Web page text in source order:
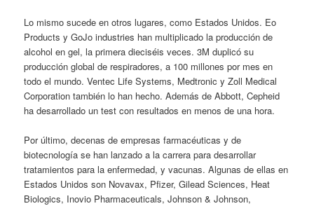
Lo mismo sucede en otros lugares, como Estados Unidos. Eo
Products y GoJo industries han multiplicado la producción de
alcohol en gel, la primera dieciséis veces. 3M duplicó su
producción global de respiradores, a 100 millones por mes en
todo el mundo. Ventec Life Systems, Medtronic y Zoll Medical
Corporation también lo han hecho. Además de Abbott, Cepheid
ha desarrollado un test con resultados en menos de una hora.
Por último, decenas de empresas farmacéuticas y de
biotecnología se han lanzado a la carrera para desarrollar
tratamientos para la enfermedad, y vacunas. Algunas de ellas en
Estados Unidos son Novavax, Pfizer, Gilead Sciences, Heat
Biologics, Inovio Pharmaceuticals, Johnson & Johnson,